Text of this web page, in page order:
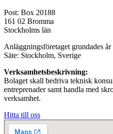
Post: Box 20188
161 02 Bromma
Stockholms län
Anläggningsföretaget grundades år
Säte: Stockholm, Sverige
Verksamhetsbeskrivning:
Bolaget skall bedriva teknisk
entreprenader samt handla med
verksamhet.
Hitta till oss